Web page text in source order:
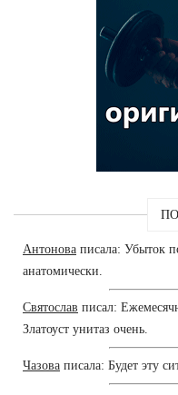
Антонова писала: Убыток
анатомически.
Святослав писал:
Златоуст унитаз очень.
Чазова писала: Будет эту